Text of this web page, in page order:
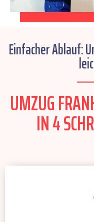
Einfacher Ablauf:
UMZUG
IN 4